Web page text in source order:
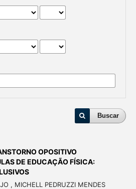
Buscar
OPOSITIVO
DE EDUCAÇÃO FÍSICA:
, MICHELL PEDRUZZI MENDES